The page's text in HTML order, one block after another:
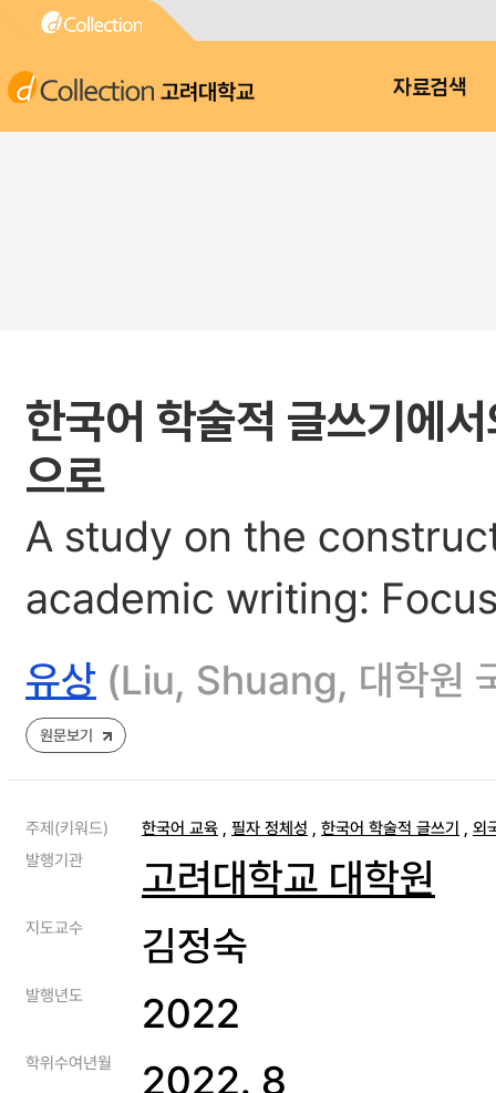
고려대학교 자료검색
한국어 학술적 글쓰기에
으로
A study on the
academic writing:
유상 (Liu, Shuang, 대학원
원문보기
주제(키워드) 한국어 교육 , 필자 정체성 , 한국어 학술적 글쓰기 , 외
발행기관
고려대학교 대학원
지도교수 김정숙
발행년도 2022
학위수여년월 2022. 8